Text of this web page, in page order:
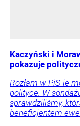
Kaczyński i
pokazuje
Rozłam w PiS-ie
polityce. W
sprawdziliśmy,
beneficjentem